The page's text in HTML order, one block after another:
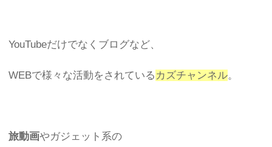
YouTubeだけでなくブログなど、
WEBで様々な活動をされている カズチャンネル。
旅動画やガジェット系の